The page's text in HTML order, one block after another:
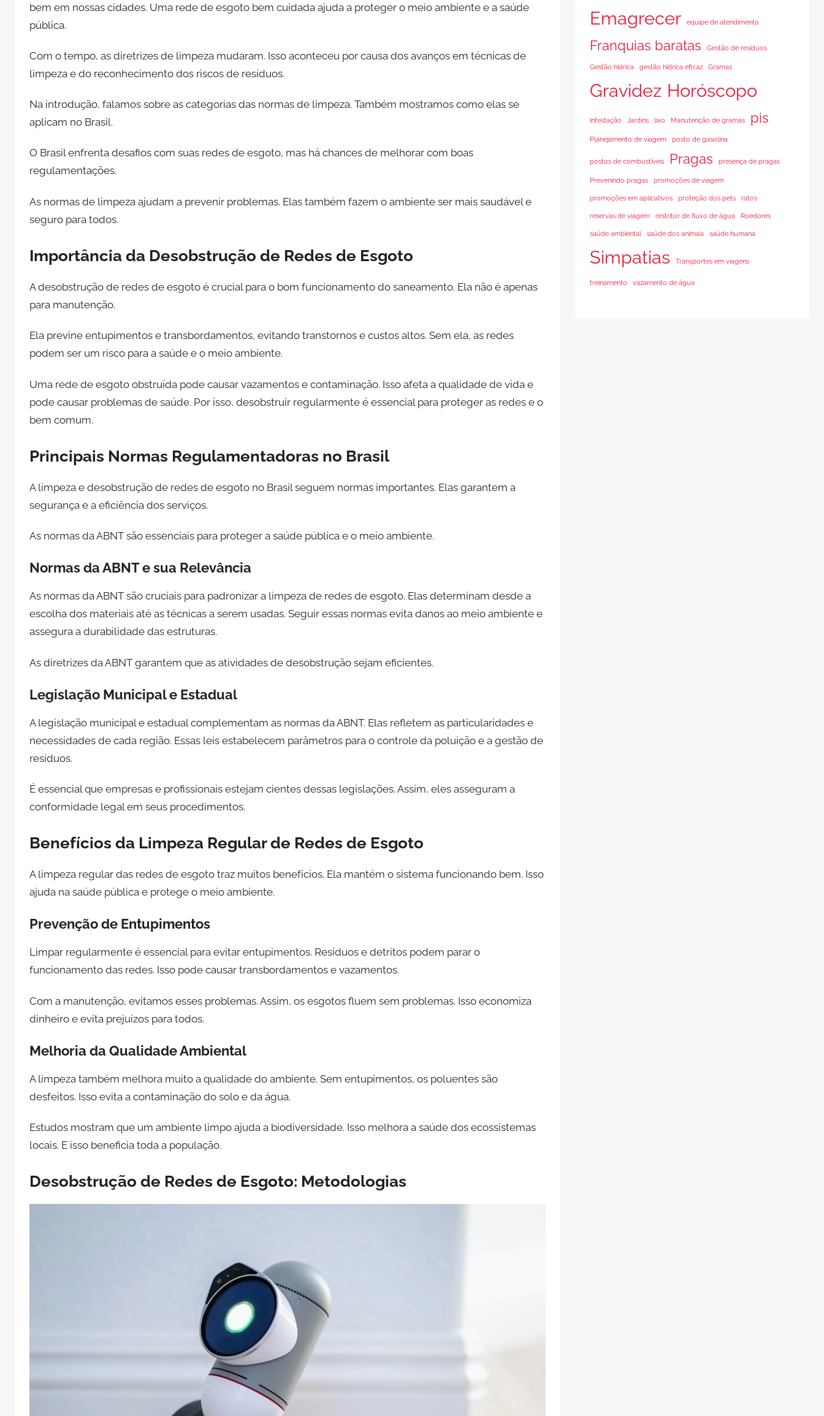
bem em nossas cidades. Uma rede de esgoto bem cuidada ajuda a proteger o meio ambiente e a saúde
pública.
Com o tempo, as diretrizes de limpeza mudaram. Isso aconteceu por causa dos avanços em técnicas de
limpeza e do reconhecimento dos riscos de resíduos.
Na introdução, falamos sobre as categorias das normas de limpeza. Também mostramos como elas se
aplicam no Brasil.
O Brasil enfrenta desafios com suas redes de esgoto, mas há chances de melhorar com boas
regulamentações.
As normas de limpeza ajudam a prevenir problemas. Elas também fazem o ambiente ser mais saudável e
seguro para todos.
Importância da Desobstrução de Redes de Esgoto
A desobstrução de redes de esgoto é crucial para o bom funcionamento do saneamento. Ela não é apenas
para manutenção.
Ela previne entupimentos e transbordamentos, evitando transtornos e custos altos. Sem ela, as redes
podem ser um risco para a saúde e o meio ambiente.
Uma rede de esgoto obstruída pode causar vazamentos e contaminação. Isso afeta a qualidade de vida e
pode causar problemas de saúde. Por isso, desobstruir regularmente é essencial para proteger as redes e o
bem comum.
Principais Normas Regulamentadoras no Brasil
A limpeza e desobstrução de redes de esgoto no Brasil seguem normas importantes. Elas garantem a
segurança e a eficiência dos serviços.
As normas da ABNT são essenciais para proteger a saúde pública e o meio ambiente.
Normas da ABNT e sua Relevância
As normas da ABNT são cruciais para padronizar a limpeza de redes de esgoto. Elas determinam desde a
escolha dos materiais até as técnicas a serem usadas. Seguir essas normas evita danos ao meio ambiente e
assegura a durabilidade das estruturas.
As diretrizes da ABNT garantem que as atividades de desobstrução sejam eficientes.
Legislação Municipal e Estadual
A legislação municipal e estadual complementam as normas da ABNT. Elas refletem as particularidades e
necessidades de cada região. Essas leis estabelecem parâmetros para o controle da poluição e a gestão de
resíduos.
É essencial que empresas e profissionais estejam cientes dessas legislações. Assim, eles asseguram a
conformidade legal em seus procedimentos.
Benefícios da Limpeza Regular de Redes de Esgoto
A limpeza regular das redes de esgoto traz muitos benefícios. Ela mantém o sistema funcionando bem. Isso
ajuda na saúde pública e protege o meio ambiente.
Prevenção de Entupimentos
Limpar regularmente é essencial para evitar entupimentos. Resíduos e detritos podem parar o
funcionamento das redes. Isso pode causar transbordamentos e vazamentos.
Com a manutenção, evitamos esses problemas. Assim, os esgotos fluem sem problemas. Isso economiza
dinheiro e evita prejuízos para todos.
Melhoria da Qualidade Ambiental
A limpeza também melhora muito a qualidade do ambiente. Sem entupimentos, os poluentes são
desfeitos. Isso evita a contaminação do solo e da água.
Estudos mostram que um ambiente limpo ajuda a biodiversidade. Isso melhora a saúde dos ecossistemas
locais. E isso beneficia toda a população.
Desobstrução de Redes de Esgoto: Metodologias
Emagrecer equipe de atendimento
Franquias baratas Gestão de resíduos
Gestão hídrica gestão hídrica eficaz Gramas
Gravidez Horóscopo
infestação Jardins lixo Manutenção de gramas pis
Planejamento de viagem posto de gasolina
postos de combustíveis Pragas presença de pragas
Prevenindo pragas promoções de viagem
promoções em aplicativos proteção dos pets ratos
reservas de viagem restritor de fluxo de água Roedores
saúde ambiental saúde dos animais saúde humana
Simpatias Transportes em viagens
treinamento vazamento de água